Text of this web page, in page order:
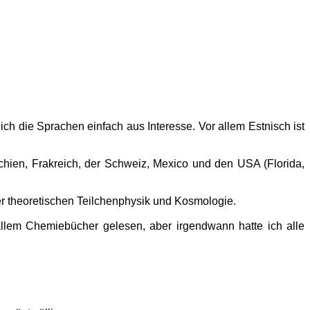
die Sprachen einfach aus Interesse. Vor allem Estnisch ist
Frakreich, der Schweiz, Mexico und den USA (Florida,
theoretischen Teilchenphysik und Kosmologie.
Chemiebücher gelesen, aber irgendwann hatte ich alle